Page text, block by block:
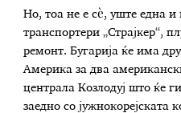
Но, тоа не е сѐ, уште една и
транспортери „Страјкер“,
ремонт. Бугарија ќе има
Америка за два
централа Козлодуј што ќе
заедно со јужнокорејската